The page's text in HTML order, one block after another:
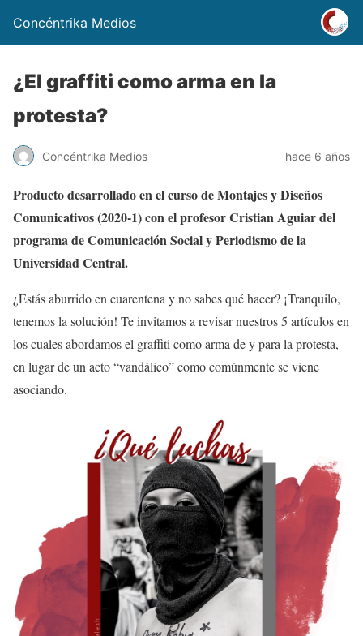
Concéntrika Medios
¿El graffiti como arma en la
protesta?
Concéntrika Medios hace 6 años
Producto desarrollado en el curso de Montajes y Diseños
Comunicativos (2020-1) con el profesor Cristian Aguiar del
programa de Comunicación Social y Periodismo de la
Universidad Central.
¿Estás aburrido en cuarentena y no sabes qué hacer? ¡Tranquilo,
tenemos la solución! Te invitamos a revisar nuestros 5 artículos en
los cuales abordamos el graffiti como arma de y para la protesta,
en lugar de un acto “vandálico” como comúnmente se viene
asociando.